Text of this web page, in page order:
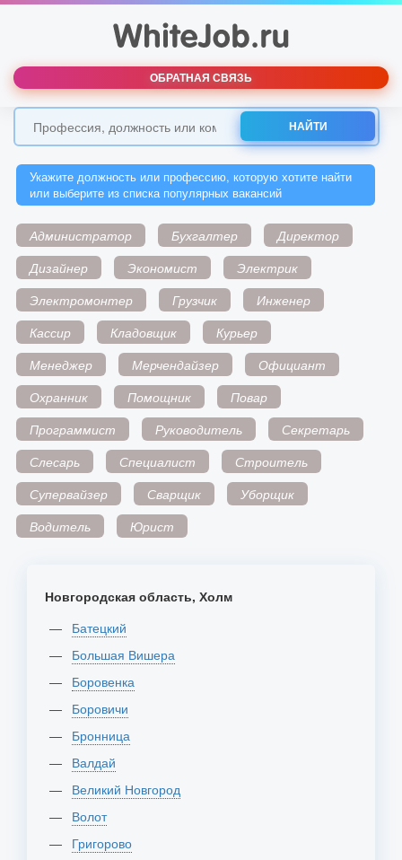
ОБРАТНАЯ СВЯЗЬ
НАЙТИ
Укажите должность или профессию, которую хотите найти
или выберите из списка популярных вакансий
Администратор Бухгалтер
Директор
Дизайнер
Экономист
Электрик
Электромонтер
Грузчик
Инженер
Кассир
Кладовщик
Курьер
Менеджер
Мерчендайзер
Официант
Охранник
Помощник
Повар
Программист
Руководитель
Секретарь
Слесарь
Специалист
Строитель
Супервайзер
Сварщик
Уборщик
Водитель
Юрист
Новгородская область, Холм
Батецкий
Большая Вишера
Боровенка
Боровичи
Бронница
Валдай
Великий Новгород
Волот
Григорово